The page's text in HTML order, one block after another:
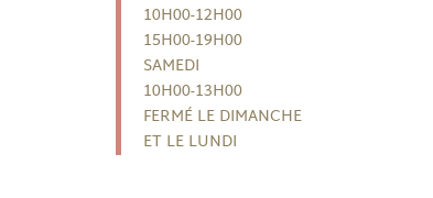
10H00-12H00
15H00-19H00
SAMEDI
10H00-13H00
FERMÉ LE DIMANCHE
ET LE LUNDI